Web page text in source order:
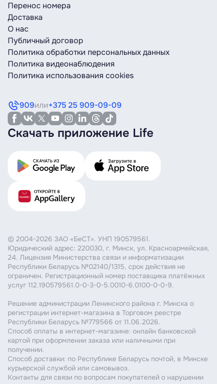
Перенос номера
Доставка
О нас
Публичный договор
Политика обработки персональных данных
Политика видеонаблюдения
Политика использования cookies
909или+375 25 909-09-09
Скачать приложение Life
© 2004-2026 ЗАО «БеСТ». УНП 190579561.
Юридический адрес: 220030, г. Минск, ул. Красноармейская,
24. Лицензия Министерства связи и информатизации
Республики Беларусь №02140/1315, срок действия не
ограничен. Регистрационный номер поставщика платёжных
услуг 112.190579561.0-0-3-0-5.0010-6.0100-0-0-9.
Решение администрации Ленинского района г. Минска о
регистрации интернет-магазина в Торговом реестре
Республики Беларусь №779566 от 11.06.2026.
Способ оплаты в интернет-магазине: онлайн банковской
картой при оформлении заказа или наличными при
получении.
Способ доставки: по Республике Беларусь почтой, в Минске
курьерской службой или самовывоз.
Контакты для связи по вопросам покупателей о нарушении